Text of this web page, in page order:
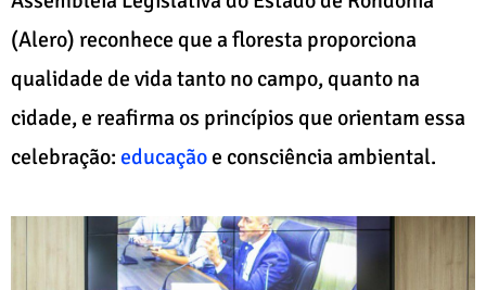
(Alero) reconhece que a floresta proporciona
qualidade de vida tanto no campo, quanto na
cidade, e reafirma os princípios que orientam essa
celebração: educação e consciência ambiental.